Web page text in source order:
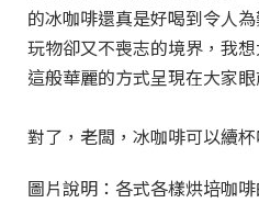
的冰咖啡還真是好喝到令人
玩物卻又不喪志的境界，我
這般華麗的方式呈現在大家眼
對了，老闆，冰咖啡可以續杯
圖片說明：各式各樣烘培咖